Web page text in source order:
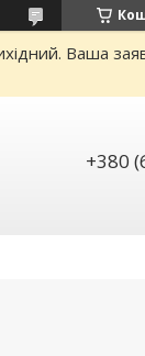
Ваша
+380